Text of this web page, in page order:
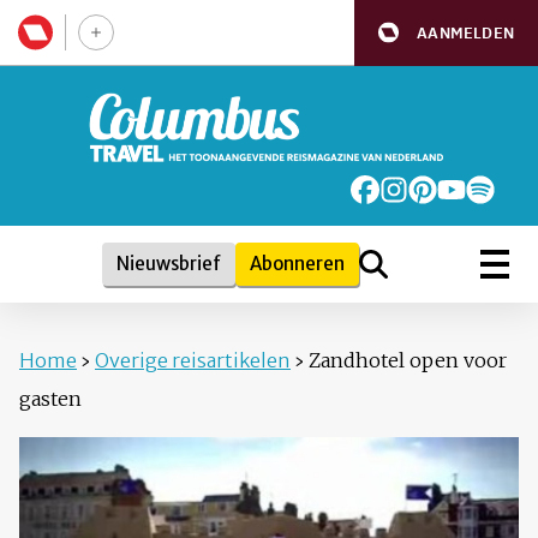
AANMELDEN
Nieuwsbrief Abonneren
Home › Overige reisartikelen › Zandhotel open voor
gasten